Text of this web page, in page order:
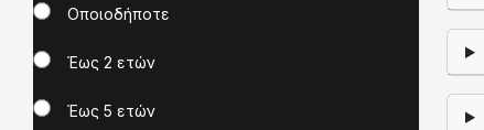
Χρονολογία
Οποιοδήποτε
Έως 2 ετών
Έως 5 ετών